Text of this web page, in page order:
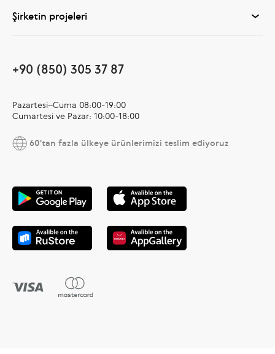
Şirketin projeleri
+90 (850) 305 37 87
Pazartesi–Cuma 08:00-19:00
Cumartesi ve Pazar: 10:00-18:00
60'tan fazla ülkeye ürünlerimizi teslim ediyoruz